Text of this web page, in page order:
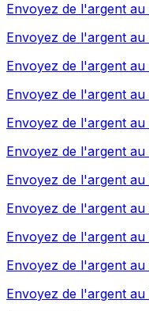
Envoyez de l'argent au
Envoyez de l'argent au
Envoyez de l'argent au
Envoyez de l'argent au
Envoyez de l'argent au
Envoyez de l'argent au
Envoyez de l'argent au
Envoyez de l'argent au
Envoyez de l'argent au
Envoyez de l'argent au
Envoyez de l'argent au